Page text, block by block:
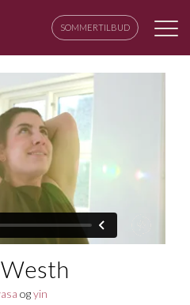
SOMMERTILBUD
ogyin